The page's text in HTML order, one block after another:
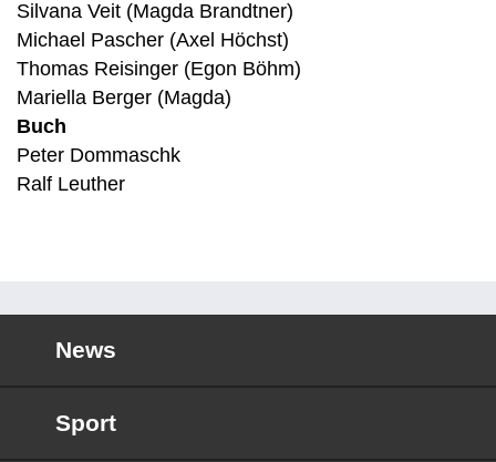
Silvana Veit (Magda Brandtner)
Michael Pascher (Axel Höchst)
Thomas Reisinger (Egon Böhm)
Mariella Berger (Magda)
Buch
Peter Dommaschk
Ralf Leuther
News
Sport